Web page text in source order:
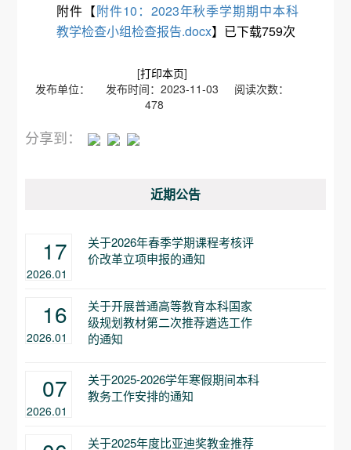
附件【附件10：2023年秋季学期期中本科
教学检查小组检查报告.docx】已下载759次
[打印本页]
发布单位： 发布时间：2023-11-03 阅读次数：
478
分享到：
近期公告
17
2026.01
关于2026年春季学期课程考核评
价改革立项申报的通知
16
2026.01
关于开展普通高等教育本科国家
级规划教材第二次推荐遴选工作
的通知
07
2026.01
关于2025-2026学年寒假期间本科
教务工作安排的通知
关于2025年度比亚迪奖教金推荐